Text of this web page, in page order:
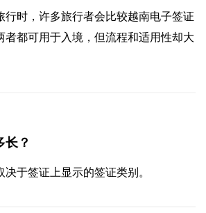
行时，许多旅行者会比较越南电子签证
者都可用于入境，但流程和适用性却大
长？
于签证上显示的签证类别。